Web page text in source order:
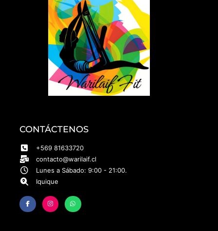
CONTÁCTENOS
+569 81633720
contacto@warilaif.cl
Lunes a Sábado: 9:00 - 21:00.
Iquique